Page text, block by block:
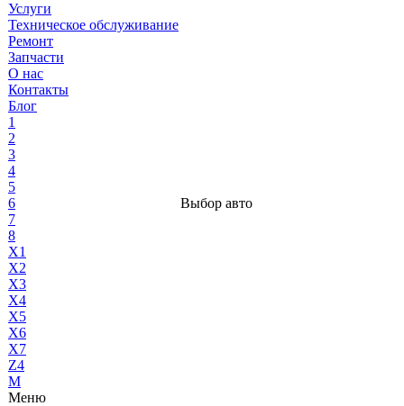
Услуги
Техническое обслуживание
Ремонт
Запчасти
О нас
Контакты
Блог
1
2
3
4
5
6
7
8
X1
X2
X3
X4
X5
X6
X7
Z4
М
Меню
Выбор авто